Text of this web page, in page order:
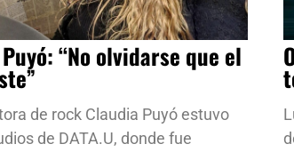
“No olvidarse que el
de rock Claudia Puyó estuvo
de DATA.U, donde fue